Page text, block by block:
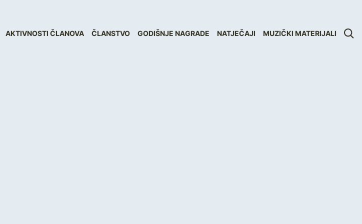
AKTIVNOSTI ČLANOVA ČLANSTVO GODIŠNJE NAGRADE NATJEČAJI MUZIČKI MATERIJALI